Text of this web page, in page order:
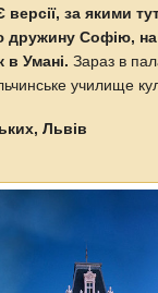
версії, за якими
Софію, на
в Умані.Зараз в
училище
Львів